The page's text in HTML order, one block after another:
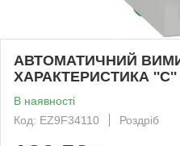
АВТОМАТИЧНИЙ
ХАРАКТЕРИСТИКА ''С''
В наявності
Код: EZ9F34110
Роздріб